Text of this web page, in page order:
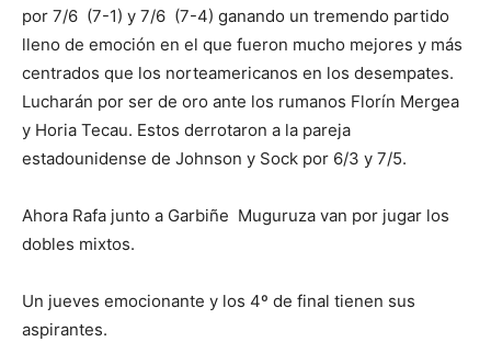
por 7/6 (7-1) y 7/6 (7-4) ganando un tremendo partido
lleno de emoción en el que fueron mucho mejores y más
centrados que los norteamericanos en los desempates.
Lucharán por ser de oro ante los rumanos Florín Mergea
y Horia Tecau. Estos derrotaron a la pareja
estadounidense de Johnson y Sock por 6/3 y 7/5.
Ahora Rafa junto a Garbiñe Muguruza van por jugar los
dobles mixtos.
Un jueves emocionante y los 4º de final tienen sus
aspirantes.